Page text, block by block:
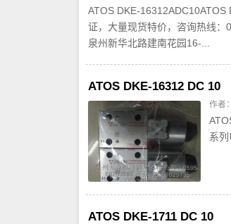
ATOS DKE-
证，大量现货特价，咨询热线
泉州新华北路建南花园16-...
ATOS DKE-16312 DC 10
作者
系
ATOS DKE-1711 DC 10